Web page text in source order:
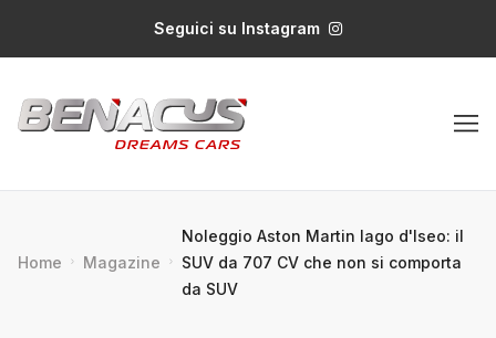
Seguici su Instagram
Home Magazine
Noleggio Aston Martin lago d'Iseo: il
SUV da 707 CV che non si comporta
da SUV